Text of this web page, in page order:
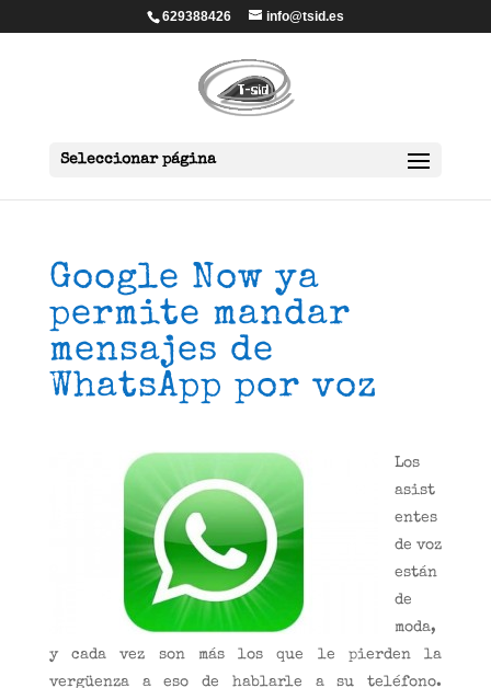
629388426 info@tsid.es
Seleccionar página
Google Now ya
permite mandar
mensajes de
WhatsApp por voz
Los
asist
entes
de voz
están
de
moda,
y cada vez son más los que le pierden la
vergüenza a eso de hablarle a su teléfono.